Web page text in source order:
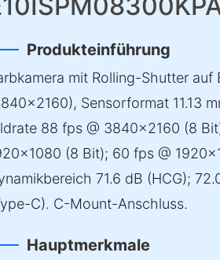
Produkteinführung
mit Rolling-Shutter auf
Sensorformat 11.13
88 fps @ 3840×2160 (8
(8 Bit); 60 fps @
71.6 dB (HCG);
C). C-Mount-Anschluss.
Hauptmerkmale